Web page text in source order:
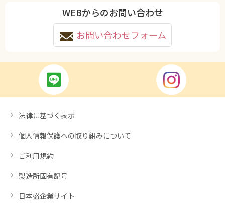
WEBからのお問い合わせ
お問い合わせフォーム
法律に基づく表示
個人情報保護への取り組みについて
ご利用規約
製造所固有記号
日本盛企業サイト